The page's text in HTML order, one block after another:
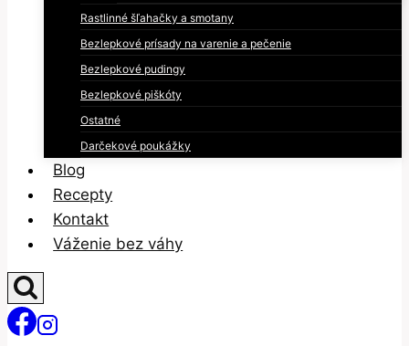
Rastlinné šľahačky a smotany
Bezlepkové prísady na varenie a pečenie
Bezlepkové pudingy
Bezlepkové piškóty
Ostatné
Darčekové poukážky
Blog
Recepty
Kontakt
Váženie bez váhy